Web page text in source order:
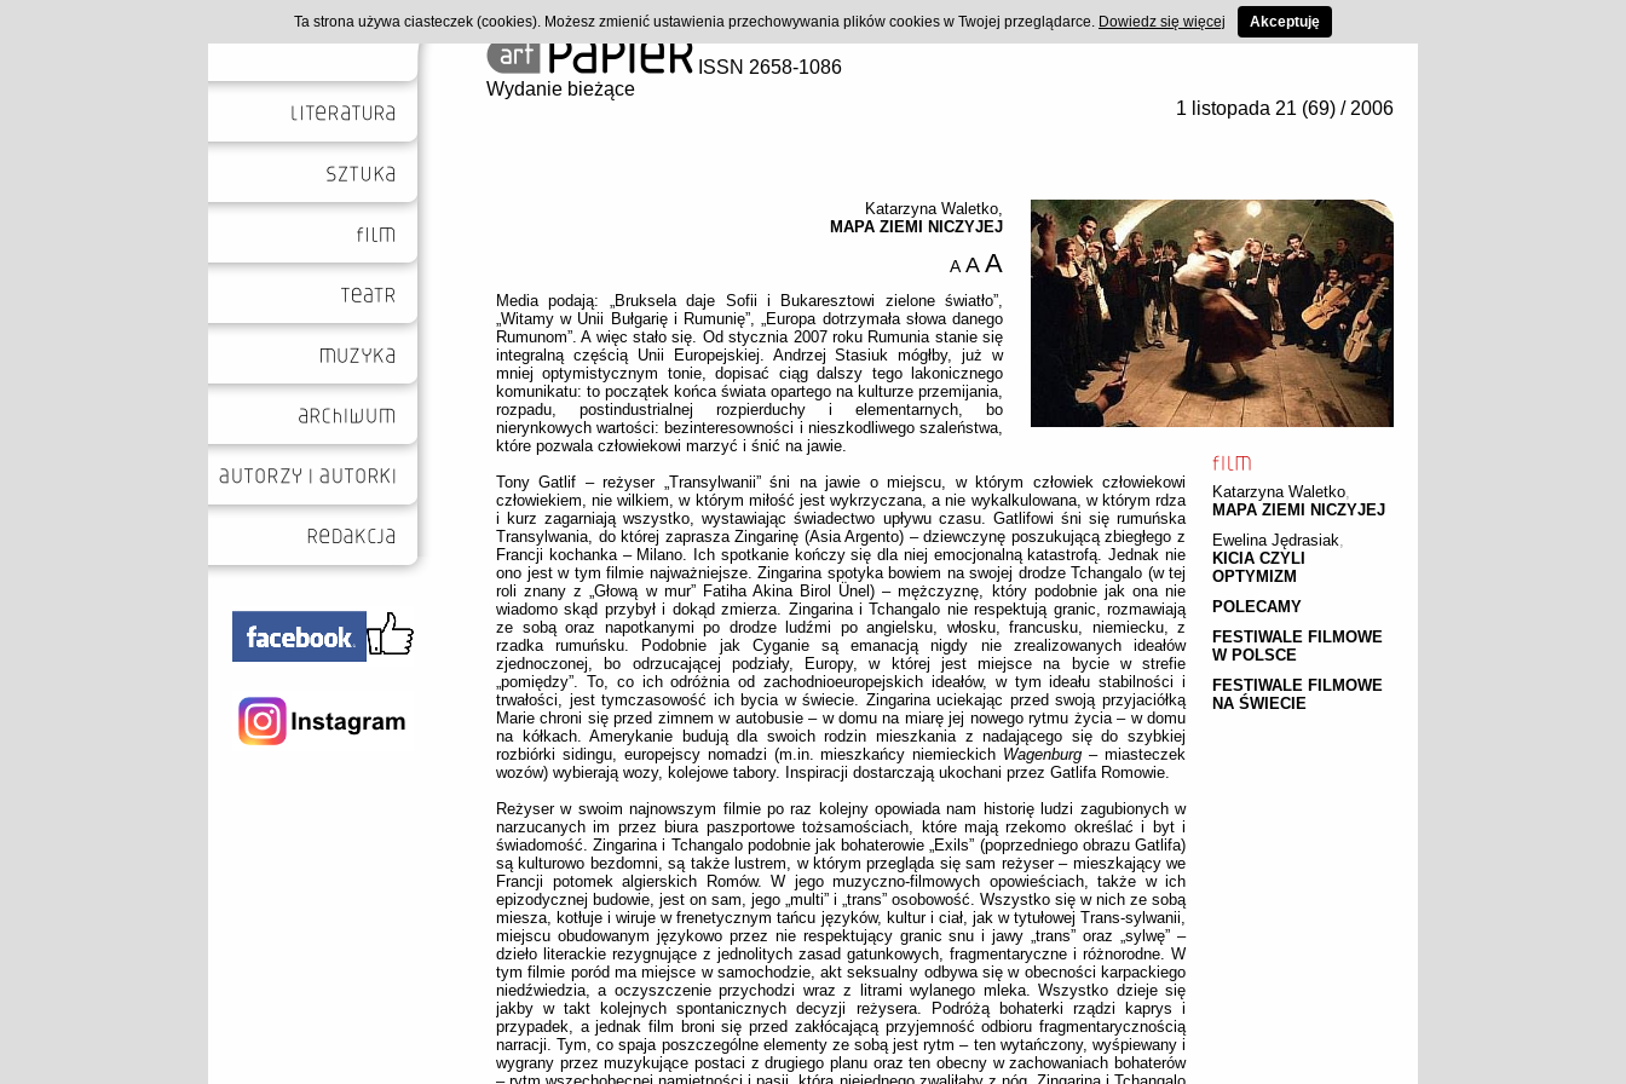
ISSN 2658-1086
Wydanie bieżące
1 listopada 21 (69) / 2006
Katarzyna Waletko,
MAPA ZIEMI NICZYJEJ
Ewelina Jędrasiak,
KICIA CZYLI
OPTYMIZM
POLECAMY
FESTIWALE FILMOWE
W POLSCE
FESTIWALE FILMOWE
NA ŚWIECIE
Katarzyna Waletko,
MAPA ZIEMI NICZYJEJ
A A A
Media podają: „Bruksela daje Sofii i Bukaresztowi zielone światło”,
„Witamy w Unii Bułgarię i Rumunię”, „Europa dotrzymała słowa danego
Rumunom”. A więc stało się. Od stycznia 2007 roku Rumunia stanie się
integralną częścią Unii Europejskiej. Andrzej Stasiuk mógłby, już w
mniej optymistycznym tonie, dopisać ciąg dalszy tego lakonicznego
komunikatu: to początek końca świata opartego na kulturze przemijania,
rozpadu, postindustrialnej rozpierduchy i elementarnych, bo
nierynkowych wartości: bezinteresowności i nieszkodliwego szaleństwa,
które pozwala człowiekowi marzyć i śnić na jawie.
Tony Gatlif – reżyser „Transylwanii” śni na jawie o miejscu, w którym człowiek człowiekowi
człowiekiem, nie wilkiem, w którym miłość jest wykrzyczana, a nie wykalkulowana, w którym rdza
i kurz zagarniają wszystko, wystawiając świadectwo upływu czasu. Gatlifowi śni się rumuńska
Transylwania, do której zaprasza Zingarinę (Asia Argento) – dziewczynę poszukującą zbiegłego z
Francji kochanka – Milano. Ich spotkanie kończy się dla niej emocjonalną katastrofą. Jednak nie
ono jest w tym filmie najważniejsze. Zingarina spotyka bowiem na swojej drodze Tchangalo (w tej
roli znany z „Głową w mur” Fatiha Akina Birol Ünel) – mężczyznę, który podobnie jak ona nie
wiadomo skąd przybył i dokąd zmierza. Zingarina i Tchangalo nie respektują granic, rozmawiają
ze sobą oraz napotkanymi po drodze ludźmi po angielsku, włosku, francusku, niemiecku, z
rzadka rumuńsku. Podobnie jak Cyganie są emanacją nigdy nie zrealizowanych ideałów
zjednoczonej, bo odrzucającej podziały, Europy, w której jest miejsce na bycie w strefie
„pomiędzy”. To, co ich odróżnia od zachodnioeuropejskich ideałów, w tym ideału stabilności i
trwałości, jest tymczasowość ich bycia w świecie. Zingarina uciekając przed swoją przyjaciółką
Marie chroni się przed zimnem w autobusie – w domu na miarę jej nowego rytmu życia – w domu
na kółkach. Amerykanie budują dla swoich rodzin mieszkania z nadającego się do szybkiej
rozbiórki sidingu, europejscy nomadzi (m.in. mieszkańcy niemieckich Wagenburg – miasteczek
wozów) wybierają wozy, kolejowe tabory. Inspiracji dostarczają ukochani przez Gatlifa Romowie.
Reżyser w swoim najnowszym filmie po raz kolejny opowiada nam historię ludzi zagubionych w
narzucanych im przez biura paszportowe tożsamościach, które mają rzekomo określać i byt i
świadomość. Zingarina i Tchangalo podobnie jak bohaterowie „Exils” (poprzedniego obrazu Gatlifa)
są kulturowo bezdomni, są także lustrem, w którym przegląda się sam reżyser – mieszkający we
Francji potomek algierskich Romów. W jego muzyczno-filmowych opowieściach, także w ich
epizodycznej budowie, jest on sam, jego „multi” i „trans” osobowość. Wszystko się w nich ze sobą
miesza, kotłuje i wiruje w frenetycznym tańcu języków, kultur i ciał, jak w tytułowej Trans-sylwanii,
miejscu obudowanym językowo przez nie respektujący granic snu i jawy „trans” oraz „sylwę” –
dzieło literackie rezygnujące z jednolitych zasad gatunkowych, fragmentaryczne i różnorodne. W
tym filmie poród ma miejsce w samochodzie, akt seksualny odbywa się w obecności karpackiego
niedźwiedzia, a oczyszczenie przychodzi wraz z litrami wylanego mleka. Wszystko dzieje się
jakby w takt kolejnych spontanicznych decyzji reżysera. Podróżą bohaterki rządzi kaprys i
przypadek, a jednak film broni się przed zakłócającą przyjemność odbioru fragmentarycznością
narracji. Tym, co spaja poszczególne elementy ze sobą jest rytm – ten wytańczony, wyśpiewany i
wygrany przez muzykujące postaci z drugiego planu oraz ten obecny w zachowaniach bohaterów
Ta strona używa ciasteczek (cookies). Możesz zmienić ustawienia przechowywania plików cookies w Twojej przeglądarce. Dowiedz się więcej Akceptuję